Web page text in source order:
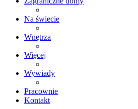
Na świecie
Wnętrza
Więcej
Wywiady
Pracownie
Kontakt